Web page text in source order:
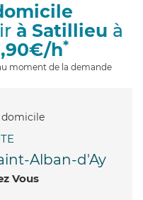
i
à Satillieu à
h*
moment de la demande
Alban-d'Ay
Vous